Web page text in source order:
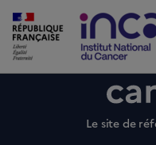
Le site de